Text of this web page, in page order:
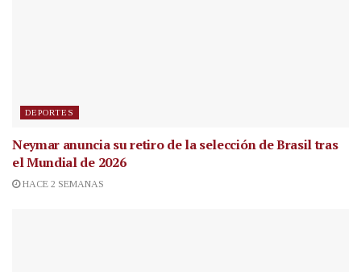
DEPORTES
Neymar anuncia su retiro de la selección de Brasil tras
el Mundial de 2026
HACE 2 SEMANAS